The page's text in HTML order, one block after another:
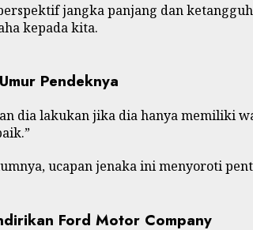
jangka panjang dan
kepada kita.
Pendeknya
dia lakukan jika dia hanya memiliki
ucapan jenaka ini menyoroti
Ford Motor Company